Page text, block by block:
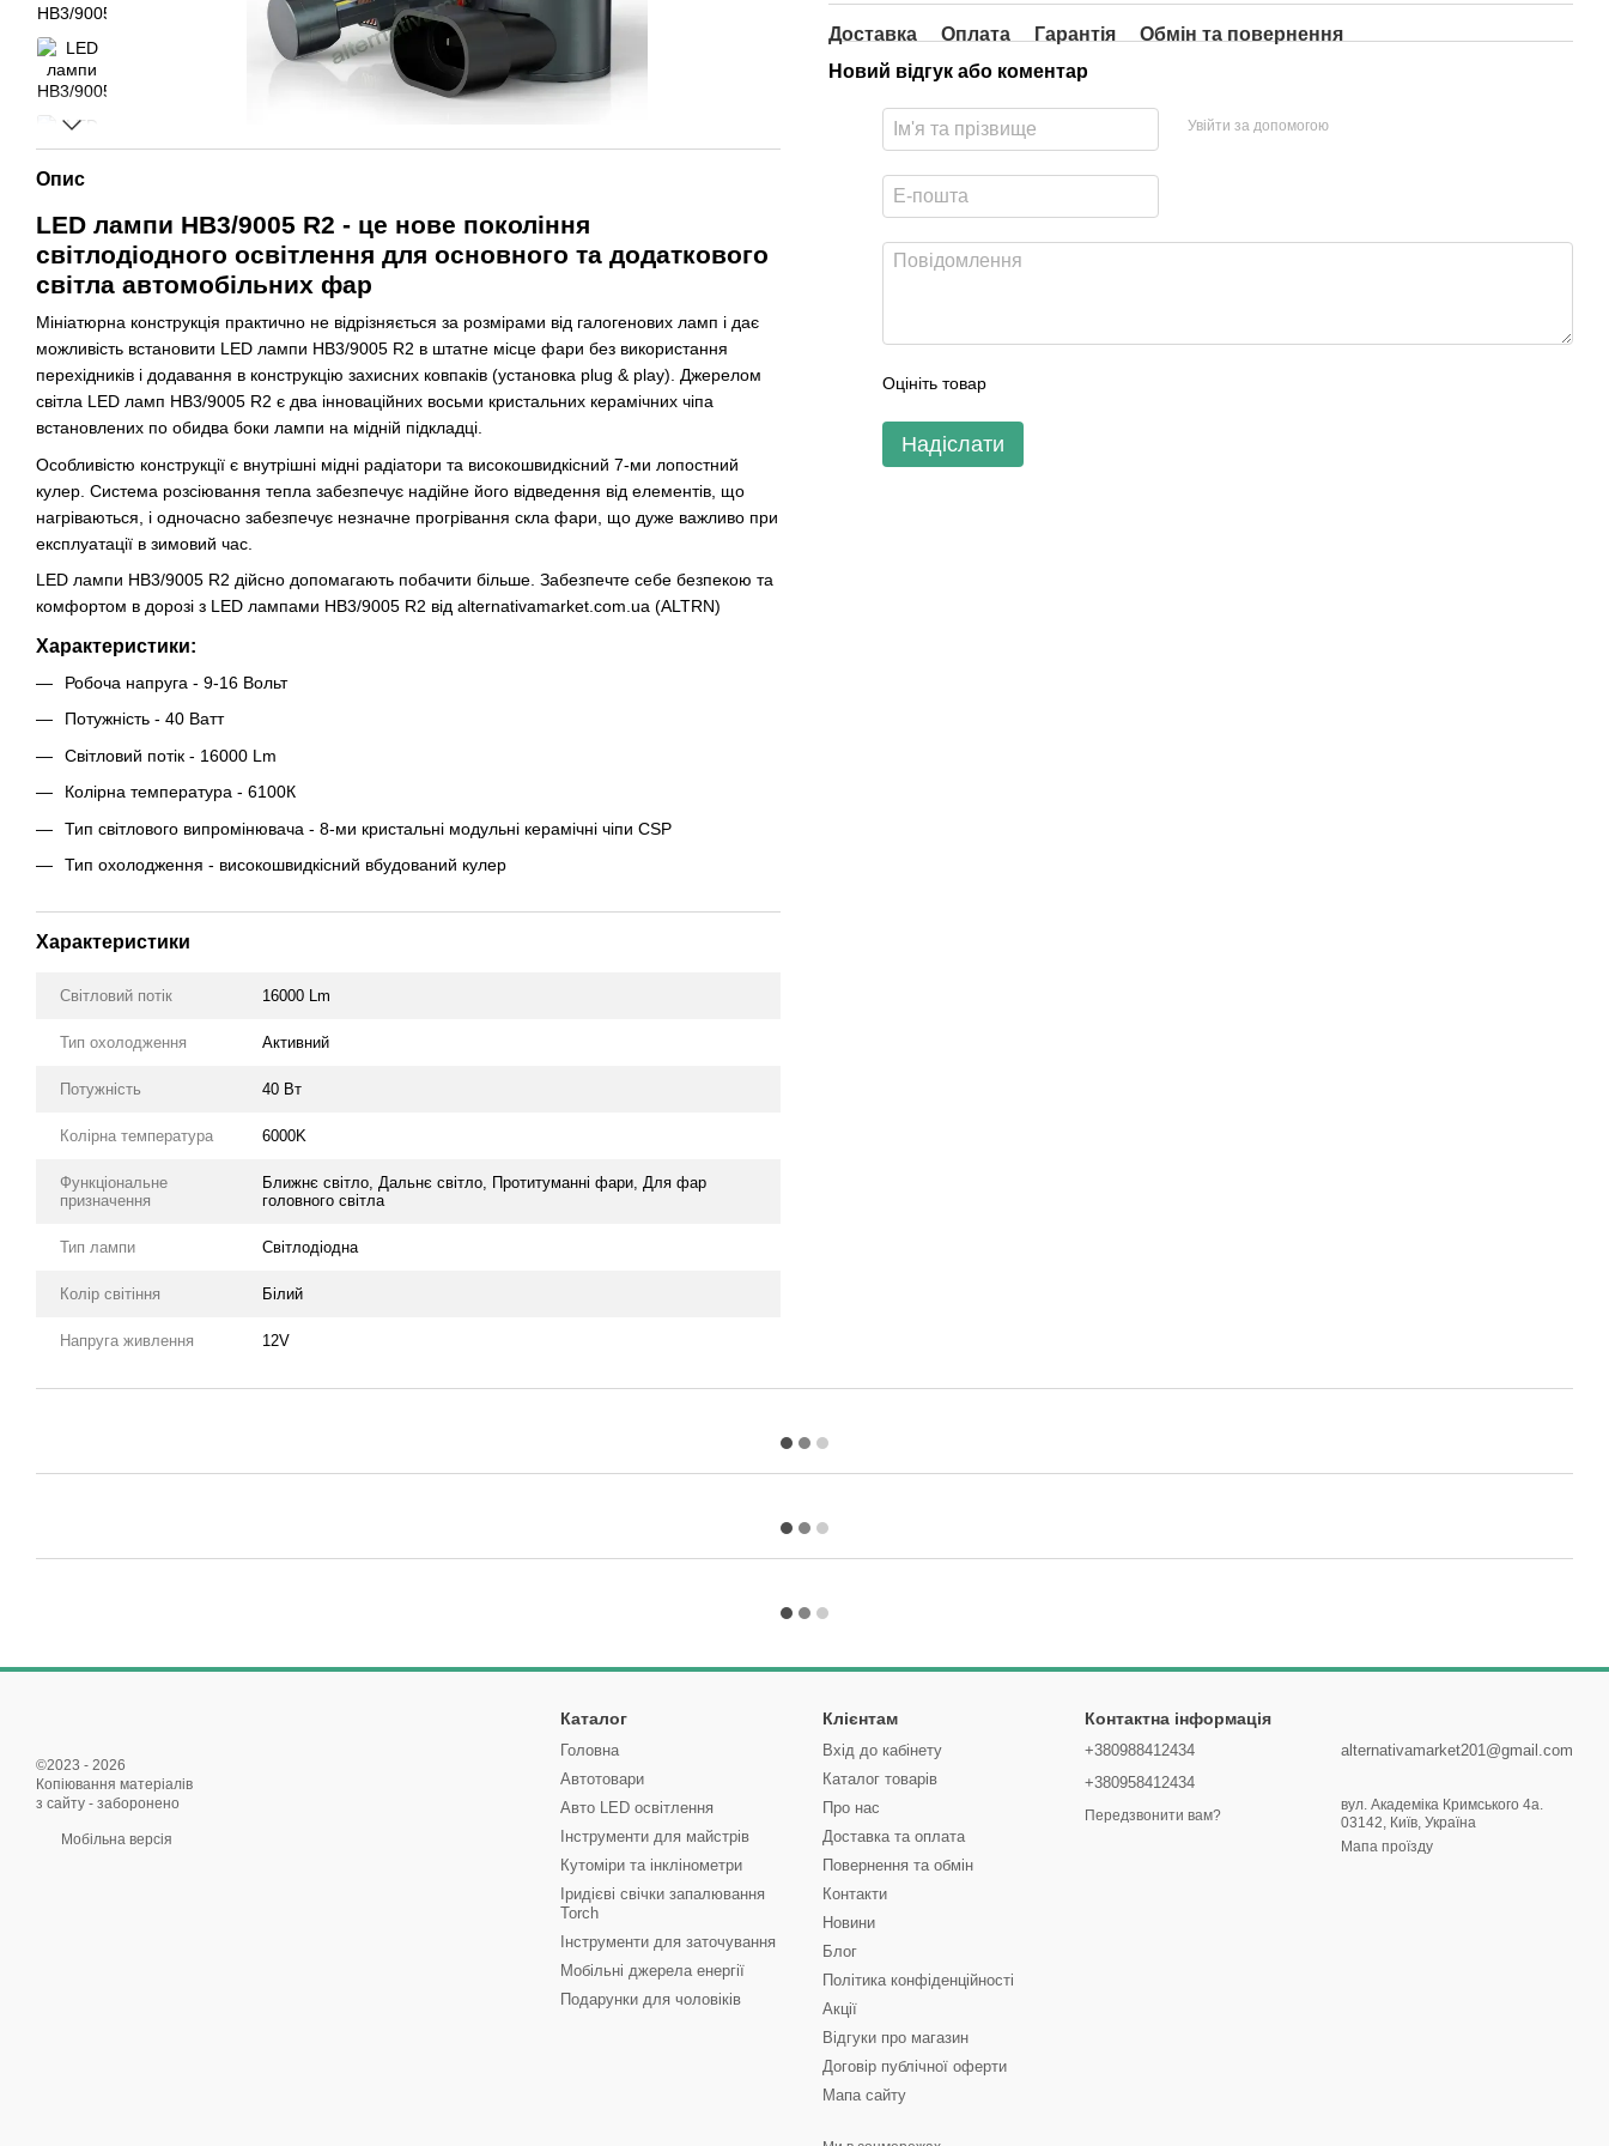
Опис
LED лампи HB3/9005 R2 - це нове покоління
світлодіодного освітлення для основного та додаткового
світла автомобільних фар
Мініатюрна конструкція практично не відрізняється за розмірами від галогенових ламп і дає
можливість встановити LED лампи HB3/9005 R2 в штатне місце фари без використання
перехідників і додавання в конструкцію захисних ковпаків (установка plug & play). Джерелом
світла LED ламп HB3/9005 R2 є два інноваційних восьми кристальних керамічних чіпа
встановлених по обидва боки лампи на мідній підкладці.
Особливістю конструкції є внутрішні мідні радіатори та високошвидкісний 7-ми лопостний
кулер. Система розсіювання тепла забезпечує надійне його відведення від елементів, що
нагріваються, і одночасно забезпечує незначне прогрівання скла фари, що дуже важливо при
експлуатації в зимовий час.
LED лампи HB3/9005 R2 дійсно допомагають побачити більше. Забезпечте себе безпекою та
комфортом в дорозі з LED лампами HB3/9005 R2 від alternativamarket.com.ua (ALTRN)
Характеристики:
Робоча напруга - 9-16 Вольт
Потужність - 40 Ватт
Світловий потік - 16000 Lm
Колірна температура - 6100К
Тип світлового випромінювача - 8-ми кристальні модульні керамічні чіпи CSP
Тип охолодження - високошвидкісний вбудований кулер
Характеристики
Світловий потік 16000 Lm
Тип охолодження Активний
Потужність 40 Вт
Колірна температура 6000K
Функціональне
призначення
Ближнє світло, Дальнє світло, Протитуманні фари, Для фар
головного світла
Тип лампи Світлодіодна
Колір світіння Білий
Напруга живлення 12V
Доставка Оплата Гарантія
Обмін та повернення
Новий відгук або коментар
Увійти за допомогою
Оцініть товар
Надіслати
©2023 - 2026
Копіювання матеріалів
з сайту - заборонено
Мобільна версія
Каталог
Головна
Автотовари
Авто LED освітлення
Інструменти для майстрів
Кутоміри та інклінометри
Іридієві свічки запалювання
Torch
Інструменти для заточування
Мобільні джерела енергії
Подарунки для чоловіків
Клієнтам
Вхід до кабінету
Каталог товарів
Про нас
Доставка та оплата
Повернення та обмін
Контакти
Новини
Блог
Політика конфіденційності
Акції
Відгуки про магазин
Договір публічної оферти
Мапа сайту
Контактна інформація
+380988412434
+380958412434
Передзвонити вам?
alternativamarket201@gmail.com
вул. Академіка Кримського 4а.
03142, Київ, Україна
Мапа проїзду